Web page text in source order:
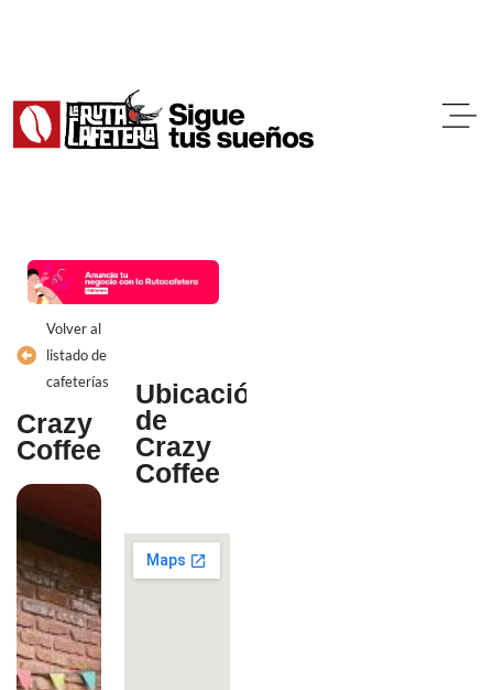
Volver al
listado de
cafeterías
Crazy
Coffee
Ubicación
de
Crazy
Coffee